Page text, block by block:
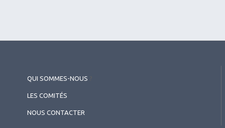
QUI SOMMES-NOUS
LES COMITÉS
NOUS CONTACTER